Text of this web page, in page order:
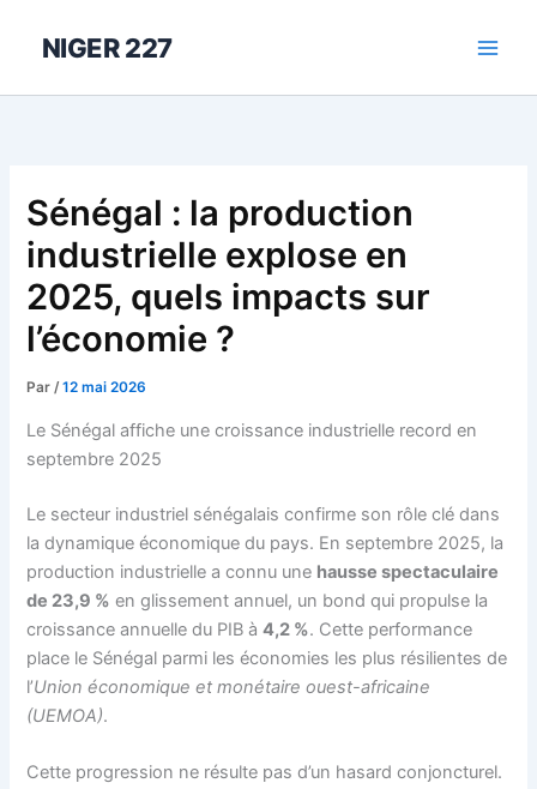
NIGER 227
Sénégal : la production
industrielle explose en
2025, quels impacts sur
l’économie ?
Par/12 mai 2026
Le Sénégal affiche une croissance industrielle record en
septembre 2025
Le secteur industriel sénégalais confirme son rôle clé dans
la dynamique économique du pays. En septembre 2025, la
production industrielle a connu une hausse spectaculaire
de 23,9 % en glissement annuel, un bond qui propulse la
croissance annuelle du PIB à4,2 %. Cette performance
place le Sénégal parmi les économies les plus résilientes de
l’Union économique et monétaire ouest-africaine
(UEMOA).
Cette progression ne résulte pas d’un hasard conjoncturel.